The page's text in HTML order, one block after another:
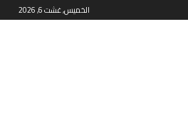
الخميس, غشت 6, 2026